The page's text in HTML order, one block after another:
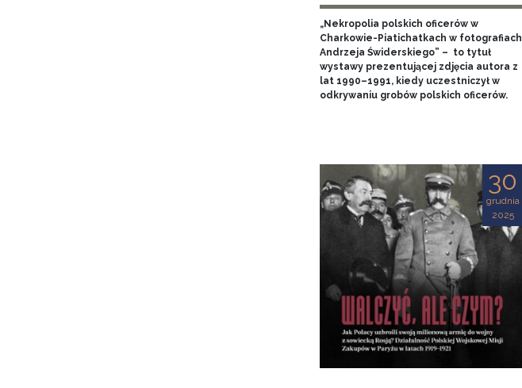
„Nekropolia polskich oficerów w
Charkowie-Piatichatkach w fotografiach
Andrzeja Świderskiego” – to tytuł
wystawy prezentującej zdjęcia autora z
lat 1990–1991, kiedy uczestniczył w
odkrywaniu grobów polskich oficerów.
30
grudnia
2025